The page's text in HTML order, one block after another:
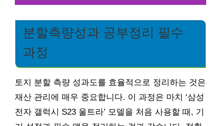
분할측량성과 공부정리 필수
과정
토지 분할 측량 성과도를 효율적으로 정리하는 것은
재산 관리에 매우 중요합니다. 이 과정은 마치 ‘삼성
전자 갤럭시 S23 울트라’ 모델을 처음 사용할 때, 기